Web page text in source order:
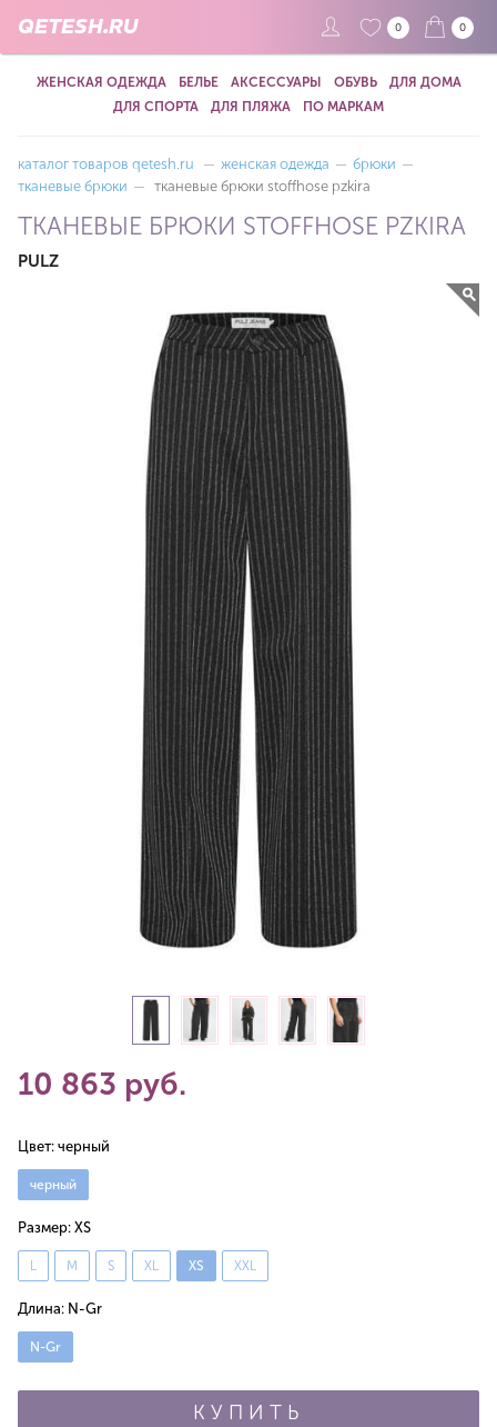
QETESH.RU 0 0
ЖЕНСКАЯ ОДЕЖДА БЕЛЬЕ АКСЕССУАРЫ ОБУВЬ
ДЛЯ ДОМА
ДЛЯ СПОРТА
ДЛЯ ПЛЯЖА ПО МАРКАМ
каталог товаров qetesh.ru — женская одежда — брюки —
тканевые брюки — тканевые брюки stoffhose pzkira
ТКАНЕВЫЕ БРЮКИ STOFFHOSE PZKIRA
PULZ
10 863 руб.
Цвет: черный
черный
Размер: XS
L M S XL XS XXL
Длина: N-Gr
N-Gr
КУПИТЬ